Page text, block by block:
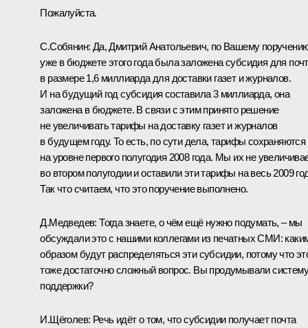
Пожалуйста.
С.Собянин: Да, Дмитрий Анатольевич, по Вашему
уже в бюджете этого года была заложена субсидия для
в размере 1,6 миллиарда для доставки газет и журналов.
И на будущий год субсидия составила 3 миллиарда, она
заложена в бюджете. В связи с этим принято решение
не увеличивать тарифы на доставку газет и журналов
в будущем году. То есть, по сути дела, тарифы сохраняются
на уровне первого полугодия 2008 года. Мы их не
во втором полугодии и оставили эти тарифы на весь 2009
Так что считаем, что это поручение выполнено.
Д.Медведев: Тогда знаете, о чём ещё нужно подумать, – мы
обсуждали это с нашими коллегами из печатных СМИ:
образом будут распределяться эти субсидии, потому что
тоже достаточно сложный вопрос. Вы продумывали систему
поддержки?
И.Щёголев: Речь идёт о том, что субсидии получает почта